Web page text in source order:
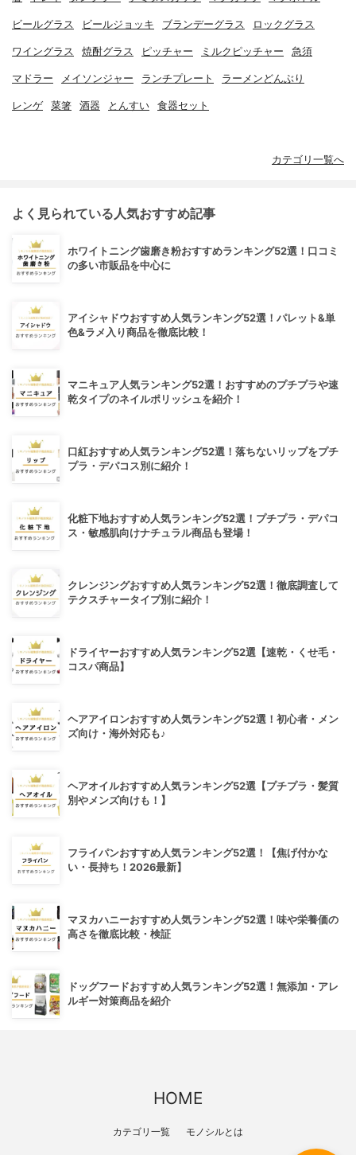
ビールグラス ビールジョッキ ブランデーグラス ロックグラス
ワイングラス 焼酎グラス ピッチャー ミルクピッチャー 急須
マドラー メイソンジャー ランチプレート ラーメンどんぶり
レンゲ 菜箸 酒器 とんすい 食器セット
カテゴリ一覧へ
よく見られている人気おすすめ記事
ホワイトニング歯磨き粉おすすめランキング52選！口コミ
の多い市販品を中心に
アイシャドウおすすめ人気ランキング52選！パレット&単
色&ラメ入り商品を徹底比較！
マニキュア人気ランキング52選！おすすめのプチプラや速
乾タイプのネイルポリッシュを紹介！
口紅おすすめ人気ランキング52選！落ちないリップをプチ
プラ・デパコス別に紹介！
化粧下地おすすめ人気ランキング52選！プチプラ・デパコ
ス・敏感肌向けナチュラル商品も登場！
クレンジングおすすめ人気ランキング52選！徹底調査して
テクスチャータイプ別に紹介！
ドライヤーおすすめ人気ランキング52選【速乾・くせ毛・
コスパ商品】
ヘアアイロンおすすめ人気ランキング52選！初心者・メン
ズ向け・海外対応も♪
ヘアオイルおすすめ人気ランキング52選【プチプラ・髪質
別やメンズ向けも！】
フライパンおすすめ人気ランキング52選！【焦げ付かな
い・長持ち！2026最新】
マヌカハニーおすすめ人気ランキング52選！味や栄養価の
高さを徹底比較・検証
ドッグフードおすすめ人気ランキング52選！無添加・アレ
ルギー対策商品を紹介
HOME
カテゴリ一覧 モノシルとは